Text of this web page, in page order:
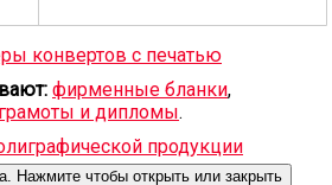
конвертов с печатью
фирменные бланки,
грамоты и дипломы.
продукции